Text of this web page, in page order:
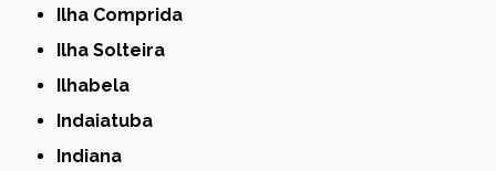
Ilha Comprida
Ilha Solteira
Ilhabela
Indaiatuba
Indiana